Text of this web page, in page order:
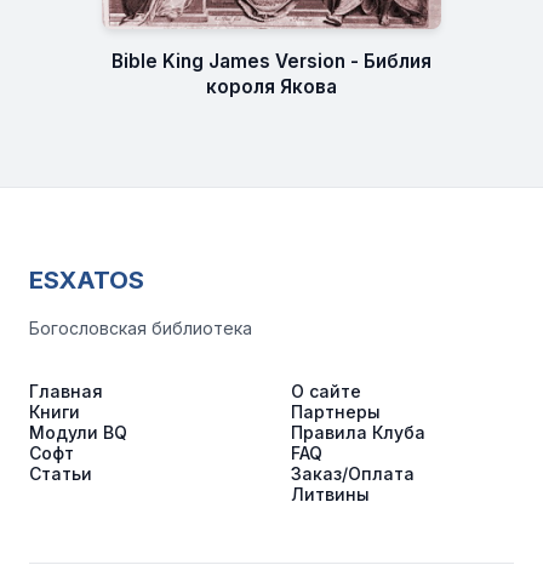
Bible King James Version - Библия
короля Якова
ESXATOS
Богословская библиотека
Главная
Книги
Модули BQ
Софт
Статьи
О сайте
Партнеры
Правила Клуба
FAQ
Заказ/Оплата
Литвины